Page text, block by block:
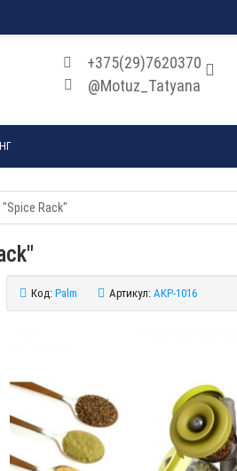
+375(29)7620370
@Motuz_Tatyana
Rack"
Код: Palm Артикул: AKP-1016